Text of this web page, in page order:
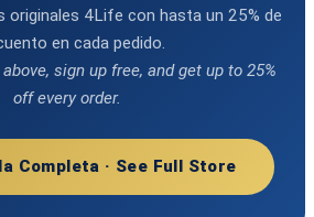
originales 4Life con hasta un 25% de
en cada pedido.
sign up free, and get up to 25%
off every order.
Completa · See Full Store